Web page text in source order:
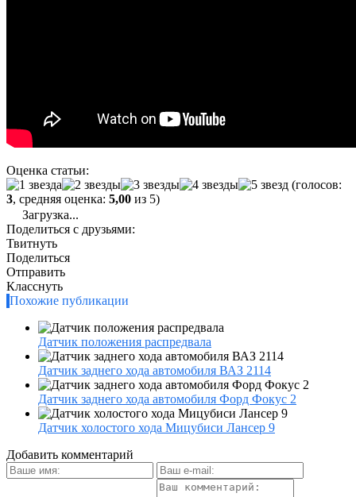
Оценка статьи:
(голосов:
3, средняя оценка: 5,00 из 5)
Загрузка...
Поделиться с друзьями:
Твитнуть
Поделиться
Отправить
Класснуть
Похожие публикации
Датчик положения распредвала
Датчик заднего хода автомобиля ВАЗ 2114
Датчик заднего хода автомобиля Форд Фокус 2
Датчик холостого хода Мицубиси Лансер 9
Добавить комментарий